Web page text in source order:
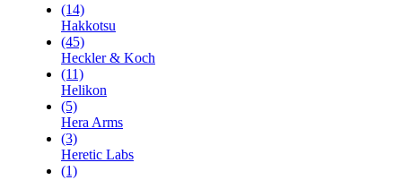
(14)
Hakkotsu
(45)
Heckler & Koch
(11)
Helikon
(5)
Hera Arms
(3)
Heretic Labs
(1)